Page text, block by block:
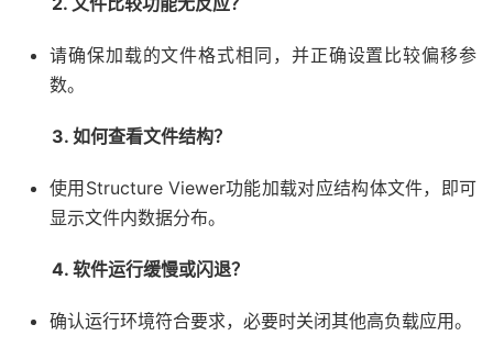
请确保加载的文件格式相同，并正确设置比较偏移参
数。
3. 如何查看文件结构？
使用Structure Viewer功能加载对应结构体文件，即可
显示文件内数据分布。
4. 软件运行缓慢或闪退？
确认运行环境符合要求，必要时关闭其他高负载应用。